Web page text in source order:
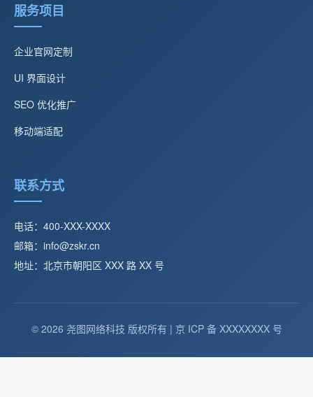
服务项目
企业官网定制
UI 界面设计
SEO 优化推广
移动端适配
联系方式
电话：400-XXX-XXXX
邮箱：info@zskr.cn
地址：北京市朝阳区 XXX 路 XX 号
© 2026 尧图网络科技 版权所有 | 京 ICP 备 XXXXXXXX 号